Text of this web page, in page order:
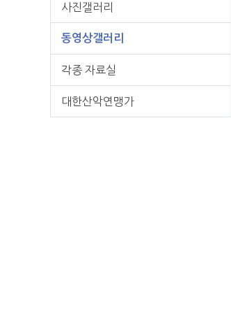
사진갤러리
동영상갤러리
각종 자료실
대한산악연맹가